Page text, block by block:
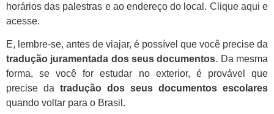
horários das palestras e ao endereço do local. Clique aqui e
acesse.
E, lembre-se, antes de viajar, é possível que você precise da
tradução juramentada dos seus documentos. Da mesma
forma, se você for estudar no exterior, é provável que
precise da tradução dos seus documentos escolares
quando voltar para o Brasil.